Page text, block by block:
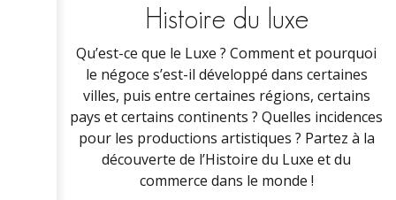
Histoire du luxe
Qu’est-ce que le Luxe ? Comment et pourquoi
le négoce s’est-il développé dans certaines
villes, puis entre certaines régions, certains
pays et certains continents ? Quelles incidences
pour les productions artistiques ? Partez à la
découverte de l’Histoire du Luxe et du
commerce dans le monde !